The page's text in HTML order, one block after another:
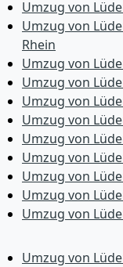
Umzug von
Umzug von
Rhein
Umzug von
Umzug von
Umzug von
Umzug von
Umzug von
Umzug von
Umzug von
Umzug von
Umzug von
Umzug von